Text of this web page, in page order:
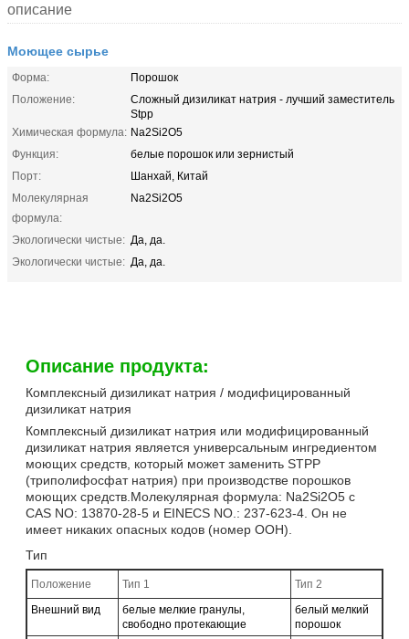
описание
Моющее сырье
Форма:
Порошок
Положение:
Сложный дизиликат натрия - лучший заместитель
Stpp
Химическая формула: Na2Si2O5
Функция:
белые порошок или зернистый
Порт:
Шанхай, Китай
Молекулярная
формула:
Na2Si2O5
Экологически чистые: Да, да.
Экологически чистые: Да, да.
Описание продукта:
Комплексный дизиликат натрия / модифицированный
дизиликат натрия
Комплексный дизиликат натрия или модифицированный
дизиликат натрия является универсальным ингредиентом
моющих средств, который может заменить STPP
(триполифосфат натрия) при производстве порошков
моющих средств.Молекулярная формула: Na2Si2O5 с
CAS NO: 13870-28-5 и EINECS NO.: 237-623-4. Он не
имеет никаких опасных кодов (номер ООН).
Тип
Положение Тип 1
Тип 2
Внешний вид
белые мелкие гранулы,
свободно протекающие
белый мелкий
порошок